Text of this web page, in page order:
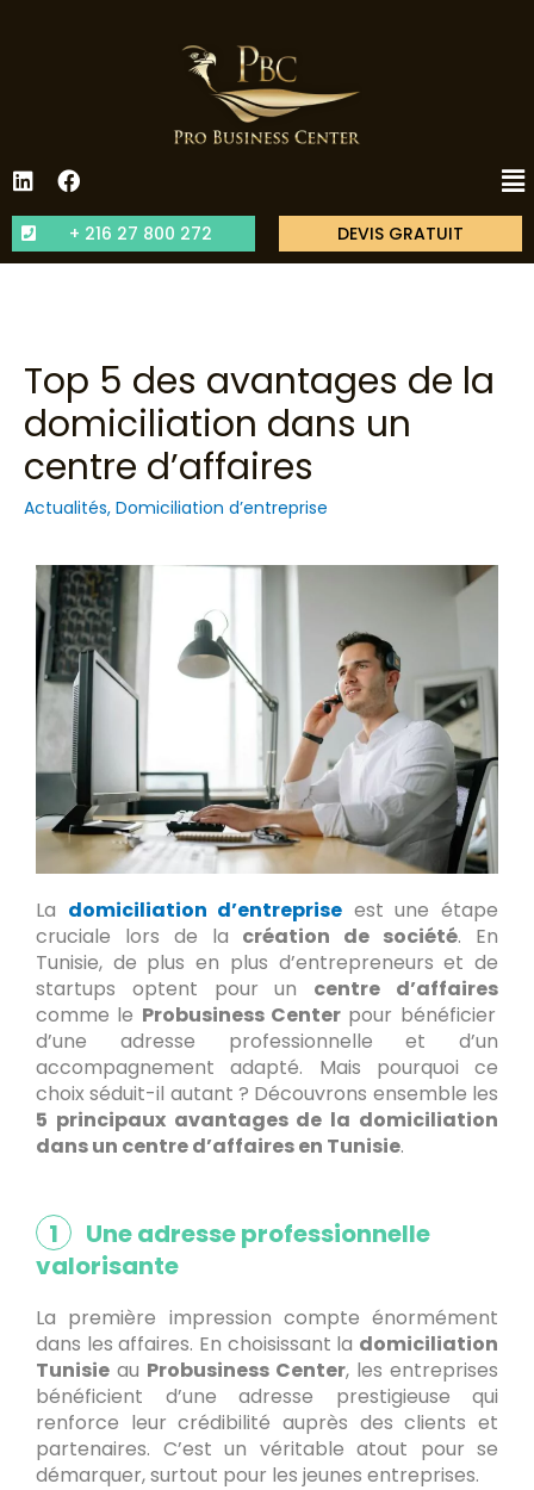
+ 216 27 800 272 DEVIS GRATUIT
Top 5 des avantages de la
domiciliation dans un
centre d’affaires
Actualités, Domiciliation d’entreprise
La domiciliation d’entreprise est une étape
cruciale lors de la création de société. En
Tunisie, de plus en plus d’entrepreneurs et de
startups optent pour un centre d’affaires
comme le Probusiness Center pour bénéficier
d’une adresse professionnelle et d’un
accompagnement adapté. Mais pourquoi ce
choix séduit-il autant ? Découvrons ensemble les
5 principaux avantages de la domiciliation
dans un centre d’affaires en Tunisie.
1
Une adresse professionnelle
valorisante
La première impression compte énormément
dans les affaires. En choisissant la domiciliation
Tunisie au Probusiness Center, les entreprises
bénéficient d’une adresse prestigieuse qui
renforce leur crédibilité auprès des clients et
partenaires. C’est un véritable atout pour se
démarquer, surtout pour les jeunes entreprises.